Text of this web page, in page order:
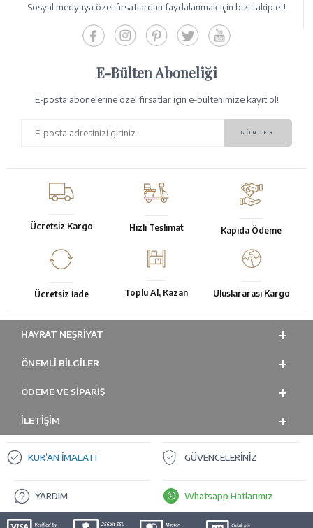
Sosyal medyaya özel fırsatlardan faydalanmak için bizi takip et!
E-Bülten Aboneliği
E-posta abonelerine özel fırsatlar için e-bültenimize kayıt ol!
Ücretsiz Kargo Hızlı Teslimat Kapıda Ödeme
Ücretsiz İade Toplu Al, Kazan Uluslararası Kargo
HAYRAT NEŞRIYAT
ÖNEMLI BILGILER
ÖDEME VE SİPARİŞ
İLETİŞİM
KUR’AN İMALATI GÜVENCELERİNİZ
YARDIM Whatsapp Hatlarımız